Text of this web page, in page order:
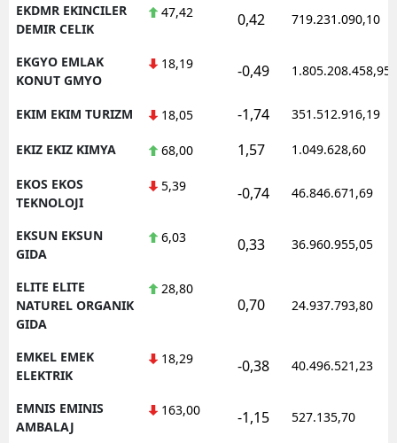
EKDMR EKINCILER
DEMIR CELIK
47,42 0,42 719.231.090,10
EKGYO EMLAK
KONUT GMYO
18,19 -0,49 1.805.208.458,95
EKIM EKIM TURIZM 18,05 -1,74 351.512.916,19
EKIZ EKIZ KIMYA 68,00 1,57 1.049.628,60
EKOS EKOS
TEKNOLOJI
5,39 -0,74 46.846.671,69
EKSUN EKSUN
GIDA
6,03 0,33 36.960.955,05
ELITE ELITE
NATUREL ORGANIK
GIDA
28,80
0,70 24.937.793,80
EMKEL EMEK
ELEKTRIK
18,29 -0,38 40.496.521,23
EMNIS EMINIS
AMBALAJ
163,00 -1,15 527.135,70